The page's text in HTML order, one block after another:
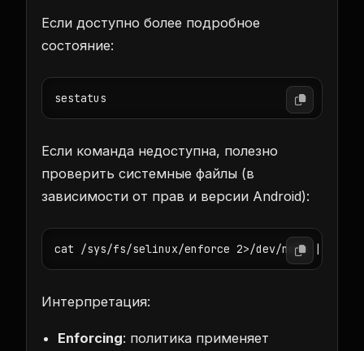
Если доступно более подробное
состояние:
sestatus
Если команда недоступна, полезно
проверить системные файлы (в
зависимости от прав и версии Android):
cat /sys/fs/selinux/enforce 2>/dev/null || true
Интерпретация:
Enforcing: политика применяет